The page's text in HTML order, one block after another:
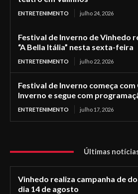
ENTRETENIMENTO julho 24, 2026
Festival de Inverno de Vinhedo
“A Bella Itália” nesta sexta-feira
ENTRETENIMENTO julho 22, 2026
Festival de Inverno começa
Inverno e segue com
ENTRETENIMENTO julho 17, 2026
Últimas
Vinhedo realiza campanha de
dia 14 de agosto